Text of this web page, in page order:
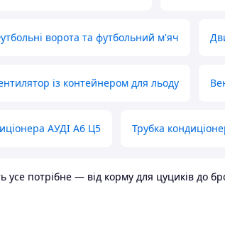
ворота та футбольний м'яч
із контейнером для льоду
АУДІ А6 Ц5 Трубка
потрібне — від корму для цуциків до